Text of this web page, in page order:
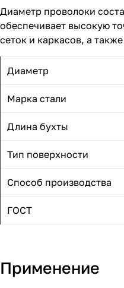
Диаметр проволоки
обеспечивает высокую
сеток и каркасов, а
Диаметр
Марка стали
Длина бухты
Тип поверхности
Способ производства
ГОСТ
Применение